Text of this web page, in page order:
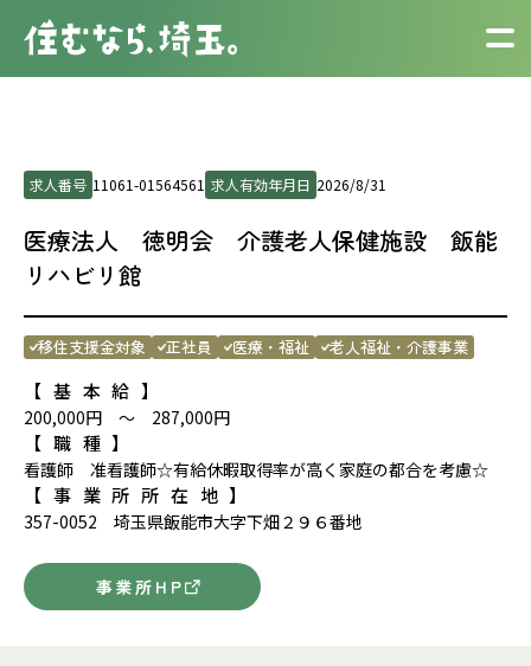
求人番号 11061-01564561 求人有効年月日 2026/8/31
医療法人 徳明会 介護老人保健施設 飯能
リハビリ館
移住支援金対象 正社員 医療・福祉 老人福祉・介護事業
【基本給】
200,000円 ～ 287,000円
【職種】
看護師 准看護師☆有給休暇取得率が高く家庭の都合を考慮☆
【事業所所在地】
357-0052 埼玉県飯能市大字下畑２９６番地
事業所HP